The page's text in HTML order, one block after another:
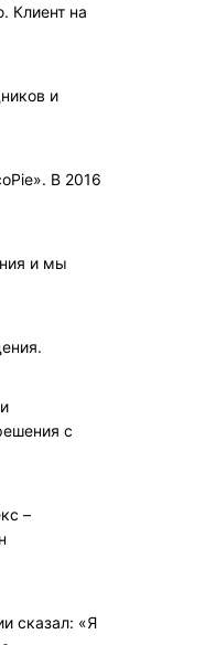
Клиент на
и
В 2016
и мы
с
–
сказал: «Я